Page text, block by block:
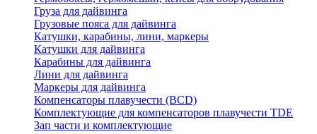
Груза для дайвинга
Грузовые пояса для дайвинга
Катушки, карабины, лини, маркеры
Катушки для дайвинга
Карабины для дайвинга
Лини для дайвинга
Маркеры для дайвинга
Компенсаторы плавучести (BCD)
Комплектующие для компенсаторов плавучести TDE
Зап части и комплектующие